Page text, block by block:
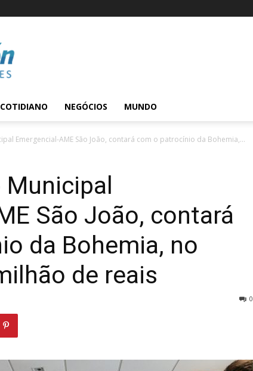
COTIDIANO NEGÓCIOS MUNDO
Emergencial-AME São João, contará com o patrocínio da Bohemia,...
Municipal
São João, contará
da Bohemia, no
de reais
0